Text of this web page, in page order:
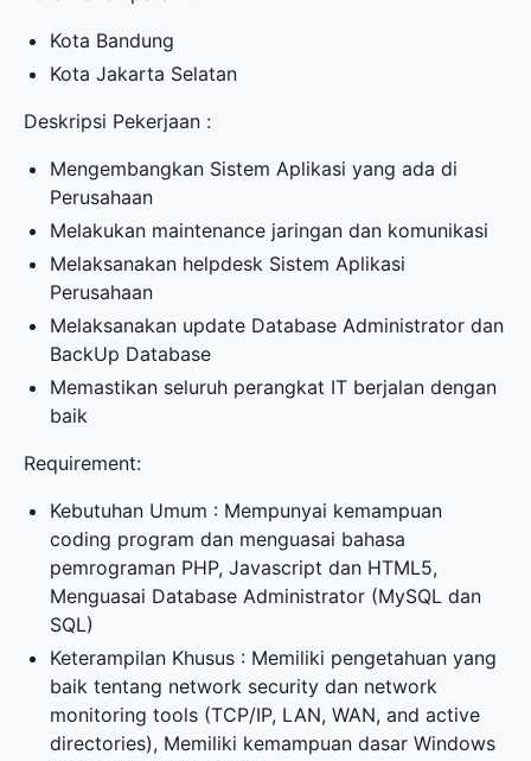
Kota Bandung
Kota Jakarta Selatan
Deskripsi Pekerjaan :
Mengembangkan Sistem Aplikasi yang ada di
Perusahaan
Melakukan maintenance jaringan dan komunikasi
Melaksanakan helpdesk Sistem Aplikasi
Perusahaan
Melaksanakan update Database Administrator dan
BackUp Database
Memastikan seluruh perangkat IT berjalan dengan
baik
Requirement:
Kebutuhan Umum : Mempunyai kemampuan
coding program dan menguasai bahasa
pemrograman PHP, Javascript dan HTML5,
Menguasai Database Administrator (MySQL dan
SQL)
Keterampilan Khusus : Memiliki pengetahuan yang
baik tentang network security dan network
monitoring tools (TCP/IP, LAN, WAN, and active
directories), Memiliki kemampuan dasar Windows